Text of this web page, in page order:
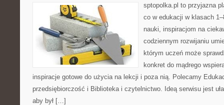
sptopolka.pl to przyjazna
co w edukacji w klasach
nauki, inspiracjom na
codziennym rozwijaniu
którym uczeń może
konkret do mądrego
inspiracje gotowe do użycia na lekcji i poza nią. Polecamy
przedsiębiorczość i Biblioteka i czytelnictwo. Ideą serwisu jest
aby był […]